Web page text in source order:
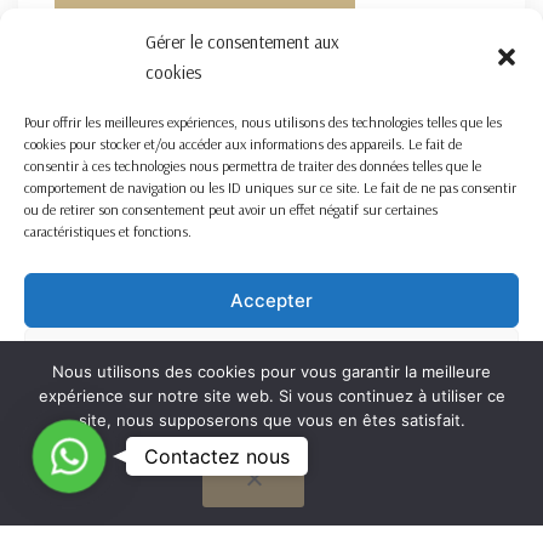
Gérer le consentement aux
cookies
Pour offrir les meilleures expériences, nous utilisons des technologies telles que les
cookies pour stocker et/ou accéder aux informations des appareils. Le fait de
consentir à ces technologies nous permettra de traiter des données telles que le
comportement de navigation ou les ID uniques sur ce site. Le fait de ne pas consentir
ou de retirer son consentement peut avoir un effet négatif sur certaines
caractéristiques et fonctions.
Accepter
Voir les préférences
Cookie Policy
Nous utilisons des cookies pour vous garantir la meilleure
expérience sur notre site web. Si vous continuez à utiliser ce
site, nous supposerons que vous en êtes satisfait.
OK
C
o
n
Contactez nous